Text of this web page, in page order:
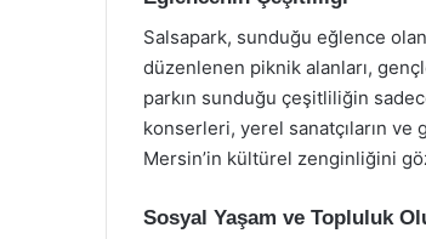
Salsapark, sunduğu eğlence
düzenlenen piknik alanları,
parkın sunduğu çeşitliliğin
konserleri, yerel sanatçıların ve
Mersin’in kültürel zenginliğini
Sosyal Yaşam ve Topluluk